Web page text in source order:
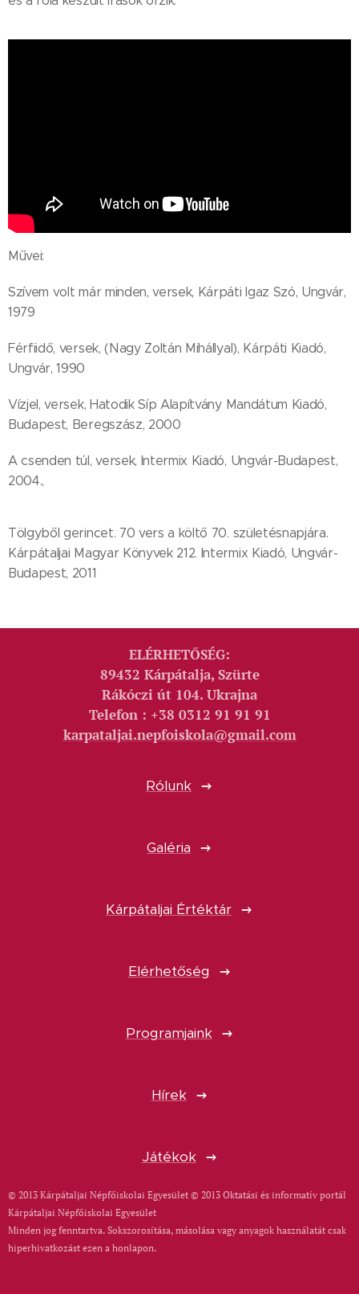
Művei:
Szívem volt már minden, versek, Kárpáti Igaz Szó, Ungvár,
1979
Férfiidő, versek, (Nagy Zoltán Mihállyal), Kárpáti Kiadó,
Ungvár, 1990
Vízjel, versek, Hatodik Síp Alapítvány Mandátum Kiadó,
Budapest, Beregszász, 2000
A csenden túl, versek, Intermix Kiadó, Ungvár-Budapest,
2004.,
Tölgyből gerincet. 70 vers a költő 70. születésnapjára.
Kárpátaljai Magyar Könyvek 212. Intermix Kiadó, Ungvár-
Budapest, 2011
ELÉRHETŐSÉG:
89432 Kárpátalja, Szürte
Rákóczi út 104. Ukrajna
Telefon : +38 0312 91 91 91
karpataljai.nepfoiskola@gmail.com
Rólunk
Galéria
Kárpátaljai Értéktár
Elérhetőség
Programjaink
Hírek
Játékok
© 2013 Kárpátaljai Népfőiskolai Egyesület © 2013 Oktatási és informatív portál
Kárpátaljai Népfőiskolai Egyesület
Minden jog fenntartva. Sokszorosítása, másolása vagy anyagok használatát csak
hiperhivatkozást ezen a honlapon.